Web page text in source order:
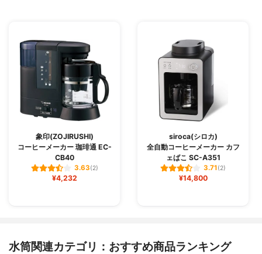
象印(ZOJIRUSHI)
コーヒーメーカー 珈琲通 EC-
CB40
3.63(2)
¥4,232
siroca(シロカ)
全自動コーヒーメーカー カフ
ェばこ SC-A351
3.71(2)
¥14,800
水筒関連カテゴリ：おすすめ商品ランキング